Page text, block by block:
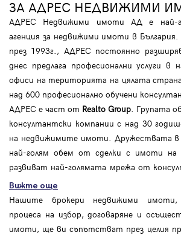
ЗА АДРЕС НЕДВИЖИМИ
АДРЕС Недвижими имоти АД е най-
агенция за недвижими имоти в
през 1993г., АДРЕС постоянно
днес предлага професионални услуги в
офиси на територията на цялата
над 600 професионално обучени
АДРЕС е част от Realto Group. Групата
консултантски компании с над 30
на недвижимите имоти. Дружествата в
най-голям обем от сделки с имоти на
развиват най-голямата мрежа от
Вижте още
Нашите брокери недвижими имоти,
процеса на избор, договаряне и
имоти, ще ви съпътстват през целия